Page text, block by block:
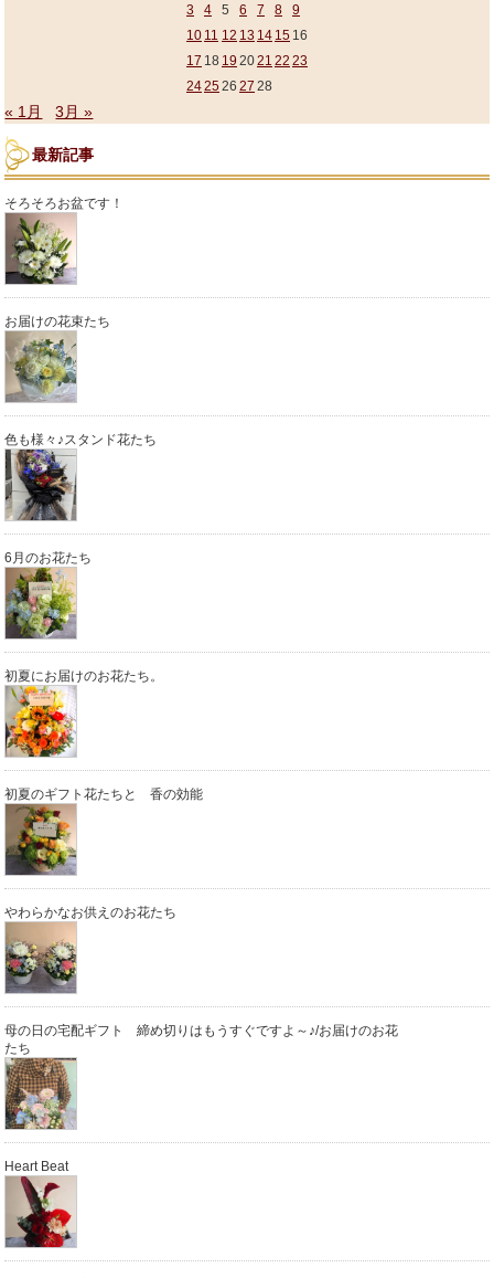
3
4 5 6 7 8
9
10 11 12 13 14 15 16
17 18 19 2021 22 23
242526 27 28
« 1月 3月 »
最新記事
そろそろお盆です！
お届けの花束たち
色も様々♪スタンド花たち
6月のお花たち
初夏にお届けのお花たち。
初夏のギフト花たちと 香の効能
やわらかなお供えのお花たち
母の日の宅配ギフト 締め切りはもうすぐですよ～♪/お届けのお花
たち
Heart Beat